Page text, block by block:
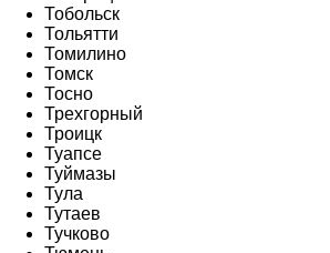
Тобольск
Тольятти
Томилино
Томск
Тосно
Трехгорный
Троицк
Туапсе
Туймазы
Тула
Тутаев
Тучково